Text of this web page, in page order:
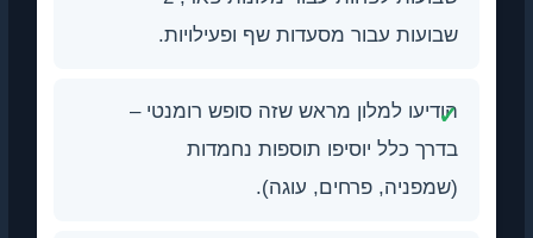
שבועות עבור מסעדות שף ופעילויות.
הודיעו למלון מראש שזה סופש רומנטי –
בדרך כלל יוסיפו תוספות נחמדות
(שמפניה, פרחים, עוגה).